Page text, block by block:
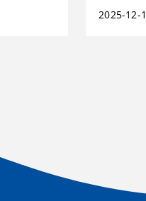
2025-12-